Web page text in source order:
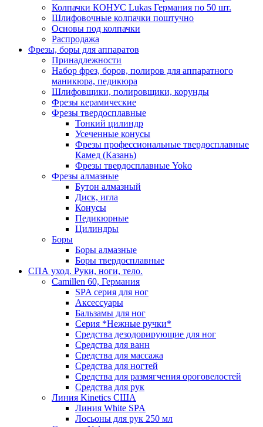
Колпачки КОНУС Lukas Германия по 50 шт.
Шлифовочные колпачки поштучно
Основы под колпачки
Распродажа
Фрезы, боры для аппаратов
Принадлежности
Набор фрез, боров, полиров для аппаратного
маникюра, педикюра
Шлифовщики, полировщики, корунды
Фрезы керамические
Фрезы твердосплавные
Тонкий цилиндр
Усеченные конусы
Фрезы профессиональные твердосплавные
Камед (Казань)
Фрезы твердосплавные Yoko
Фрезы алмазные
Бутон алмазный
Диск, игла
Конусы
Педикюрные
Цилиндры
Боры
Боры алмазные
Боры твердосплавные
СПА уход. Руки, ноги, тело.
Camillen 60, Германия
SPA серия для ног
Аксессуары
Бальзамы для ног
Серия *Нежные ручки*
Средства дезодорирующие для ног
Средства для ванн
Средства для массажа
Средства для ногтей
Средства для размягчения ороговелостей
Средства для рук
Линия Kinetics США
Линия White SPA
Лосьоны для рук 250 мл